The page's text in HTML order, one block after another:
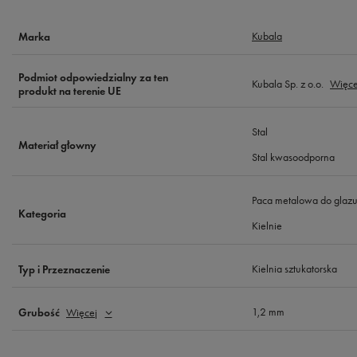
Marka Kubala
Podmiot odpowiedzialny za ten
produkt na terenie UE
Kubala Sp. z o.o.
Materiał głowny
Stal
Stal kwasoodporna
Kategoria
Paca metalowa do
Kielnie
Typ i Przeznaczenie Kielnia sztukatorska
Grubość Więcej 1,2 mm